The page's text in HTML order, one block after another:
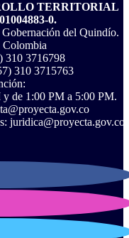
TERRITORIAL
0.
del Quindío.
310 3716798
310 3715763‬
de 1:00 PM a 5:00 PM.
juridica@proyecta.gov.co